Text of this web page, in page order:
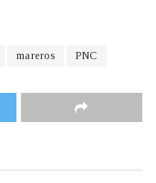
mareros PNC